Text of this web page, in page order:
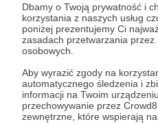
Dbamy o Twoją prywatność i
korzystania z naszych usług
poniżej prezentujemy Ci
zasadach przetwarzania przez
osobowych.
Aby wyrazić zgody na
automatycznego śledzenia i
informacji na Twoim
przechowywanie przez
zewnętrzne, które wspierają
jest po przekazaniu
założenie konta przez osobę
dostępny jest na stronie